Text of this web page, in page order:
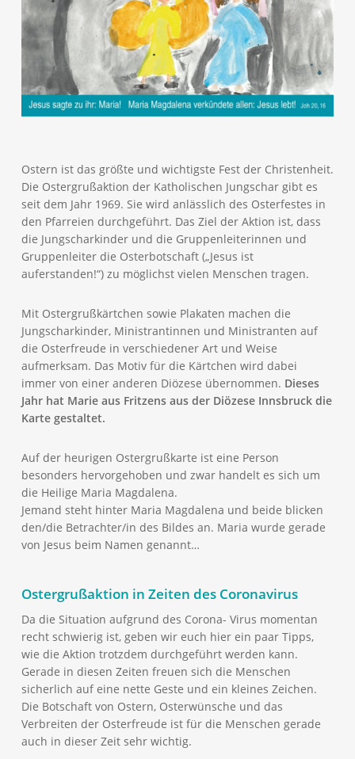
Ostern ist das größte und wichtigste Fest der Christenheit.
Die Ostergrußaktion der Katholischen Jungschar gibt es
seit dem Jahr 1969. Sie wird anlässlich des Osterfestes in
den Pfarreien durchgeführt. Das Ziel der Aktion ist, dass
die Jungscharkinder und die Gruppenleiterinnen und
Gruppenleiter die Osterbotschaft („Jesus ist
auferstanden!“) zu möglichst vielen Menschen tragen.
Mit Ostergrußkärtchen sowie Plakaten machen die
Jungscharkinder, Ministrantinnen und Ministranten auf
die Osterfreude in verschiedener Art und Weise
aufmerksam. Das Motiv für die Kärtchen wird dabei
immer von einer anderen Diözese übernommen. Dieses
Jahr hat Marie aus Fritzens aus der Diözese Innsbruck die
Karte gestaltet.
Auf der heurigen Ostergrußkarte ist eine Person
besonders hervorgehoben und zwar handelt es sich um
die Heilige Maria Magdalena.
Jemand steht hinter Maria Magdalena und beide blicken
den/die Betrachter/in des Bildes an. Maria wurde gerade
von Jesus beim Namen genannt…
Ostergrußaktion in Zeiten des Coronavirus
Da die Situation aufgrund des Corona- Virus momentan
recht schwierig ist, geben wir euch hier ein paar Tipps,
wie die Aktion trotzdem durchgeführt werden kann.
Gerade in diesen Zeiten freuen sich die Menschen
sicherlich auf eine nette Geste und ein kleines Zeichen.
Die Botschaft von Ostern, Osterwünsche und das
Verbreiten der Osterfreude ist für die Menschen gerade
auch in dieser Zeit sehr wichtig.